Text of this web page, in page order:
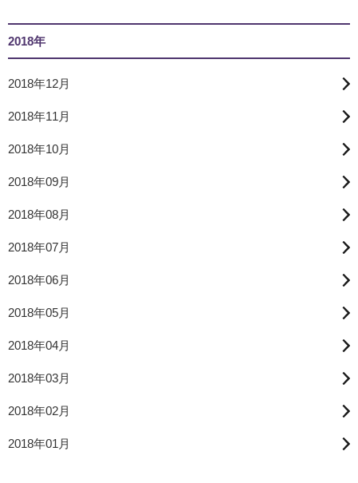
2018年
2018年12月
2018年11月
2018年10月
2018年09月
2018年08月
2018年07月
2018年06月
2018年05月
2018年04月
2018年03月
2018年02月
2018年01月